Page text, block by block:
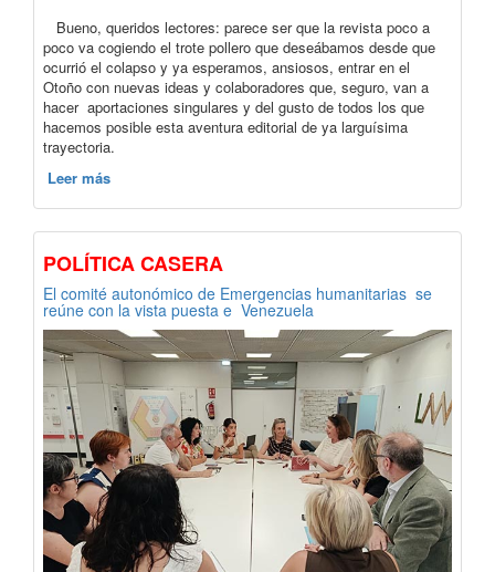
Bueno, queridos lectores: parece ser que la revista poco a
poco va cogiendo el trote pollero que deseábamos desde que
ocurrió el colapso y ya esperamos, ansiosos, entrar en el
Otoño con nuevas ideas y colaboradores que, seguro, van a
hacer aportaciones singulares y del gusto de todos los que
hacemos posible esta aventura editorial de ya larguísima
trayectoria.
Leer más
POLÍTICA CASERA
El comité autonómico de Emergencias humanitarias se
reúne con la vista puesta e Venezuela